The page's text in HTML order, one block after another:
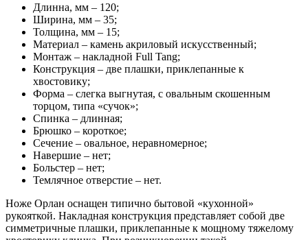
Длинна, мм – 120;
Ширина, мм – 35;
Толщина, мм – 15;
Материал – камень акриловый искусственный;
Монтаж – накладной Full Tang;
Конструкция – две плашки, приклепанные к
хвостовику;
Форма – слегка выгнутая, с овальным скошенным
торцом, типа «сучок»;
Спинка – длинная;
Брюшко – короткое;
Сечение – овальное, неравномерное;
Навершие – нет;
Больстер – нет;
Темлячное отверстие – нет.
Ноже Орлан оснащен типично бытовой «кухонной»
рукояткой. Накладная конструкция представляет собой две
симметричные плашки, приклепанные к мощному тяжелому